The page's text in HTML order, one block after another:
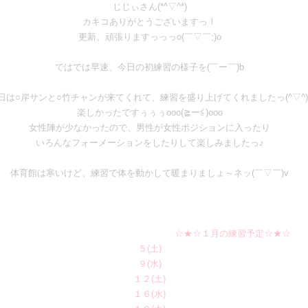
じじぃさん(*^▽^*)
カキコありがとうございますっ！
更新、頑張りますっっっo(￣▽￣;)o
ではでは早速、今日の初練習の様子を(￣ー￣)b
は○岸サンと○竹チャンが来てくれて、練習を盛り上げてくれましたっ
楽しかったですぅぅぅooo(≧ー≦)ooo
女性陣が少なかったので、男性が女性ポジションに入ったり
いろんなフォーメーションをしたりして楽しみましたっ♪
体育館は寒いけど、練習で体を動かして暖まりましょ～ネッ(￣▽￣)v
☆★☆１月の練習予定☆★☆
５(土)
９(水)
１２(土)
１６(水)